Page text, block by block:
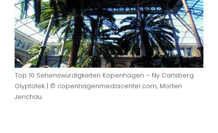
Top 10 Sehenswürdigkeiten Kopenhagen – Ny Carlsberg
Glyptotek | © copenhagenmediacenter.com, Morten
Jerichau